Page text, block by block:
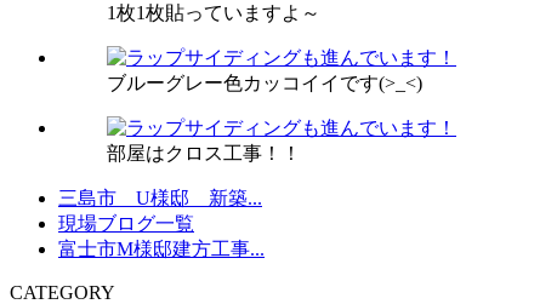
1枚1枚貼っていますよ～
ブルーグレー色カッコイイです(>_<)
部屋はクロス工事！！
三島市 U様邸 新築...
現場ブログ一覧
富士市M様邸建方工事...
CATEGORY